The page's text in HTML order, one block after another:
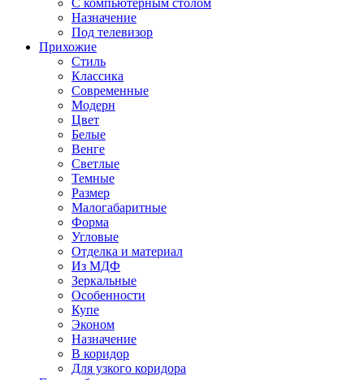
С компьютерным столом
Назначение
Под телевизор
Прихожие
Стиль
Классика
Современные
Модерн
Цвет
Белые
Венге
Светлые
Темные
Размер
Малогабаритные
Форма
Угловые
Отделка и материал
Из МДФ
Зеркальные
Особенности
Купе
Эконом
Назначение
В коридор
Для узкого коридора